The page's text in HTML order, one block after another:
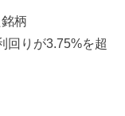
柄
りが3.75%を超